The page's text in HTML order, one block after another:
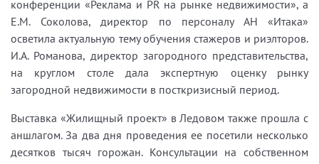
конференции «Реклама и PR на рынке недвижимости», а
Е.М. Соколова, директор по персоналу АН «Итака»
осветила актуальную тему обучения стажеров и риэлторов.
И.А. Романова, директор загородного представительства,
на круглом столе дала экспертную оценку рынку
загородной недвижимости в посткризисный период.
Выставка «Жилищный проект» в Ледовом также прошла с
аншлагом. За два дня проведения ее посетили несколько
десятков тысяч горожан. Консультации на собственном